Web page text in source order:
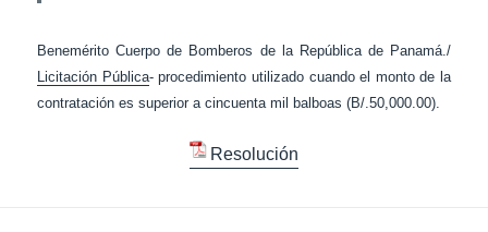
Benemérito Cuerpo de Bomberos de la República de Panamá./
Licitación Pública- procedimiento utilizado cuando el monto de la
contratación es superior a cincuenta mil balboas (B/.50,000.00).
Resolución